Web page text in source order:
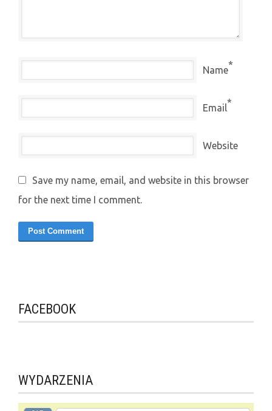
Name*
Email*
Website
Save my name, email, and website in this browser
for the next time I comment.
FACEBOOK
WYDARZENIA